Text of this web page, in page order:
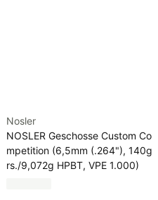
Nosler
NOSLER Geschosse Custom Co
mpetition (6,5mm (.264"), 140g
rs./9,072g HPBT, VPE 1.000)